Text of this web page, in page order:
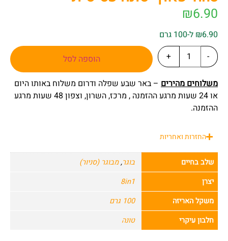
₪6.90
₪6.90 ל-100 גרם
-
+
הוספה לסל
משלוחים מהירים – באר שבע שפלה ודרום משלוח באותו היום
או 24 שעות מרגע ההזמנה , מרכז, השרון, וצפון 48 שעות מרגע
ההזמנה.
החזרות ואחריות
שלב בחיים בוגר,מבוגר (סניור)
יצרן
8in1
משקל האריזה
100 גרם
חלבון עיקרי
טונה